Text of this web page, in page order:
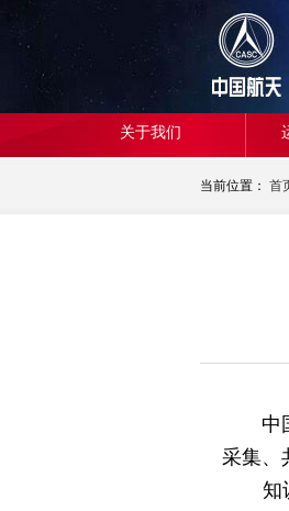
关于我们
当前位置： 首
中国
采集、
知识